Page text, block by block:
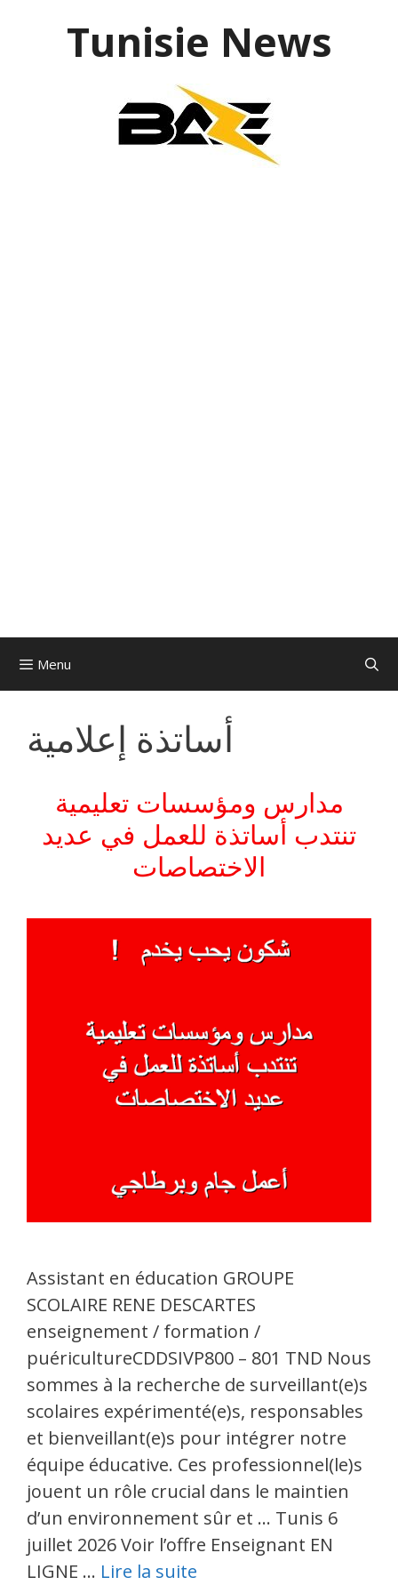
Tunisie News
Menu
أساتذة إعلامية
مدارس ومؤسسات تعليمية
تنتدب أساتذة للعمل في عديد
الاختصاصات
Assistant en éducation GROUPE
SCOLAIRE RENE DESCARTES
enseignement / formation /
puéricultureCDDSIVP800 – 801 TND Nous
sommes à la recherche de surveillant(e)s
scolaires expérimenté(e)s, responsables
et bienveillant(e)s pour intégrer notre
équipe éducative. Ces professionnel(le)s
jouent un rôle crucial dans le maintien
d’un environnement sûr et … Tunis 6
juillet 2026 Voir l’offre Enseignant EN
LIGNE … Lire la suite